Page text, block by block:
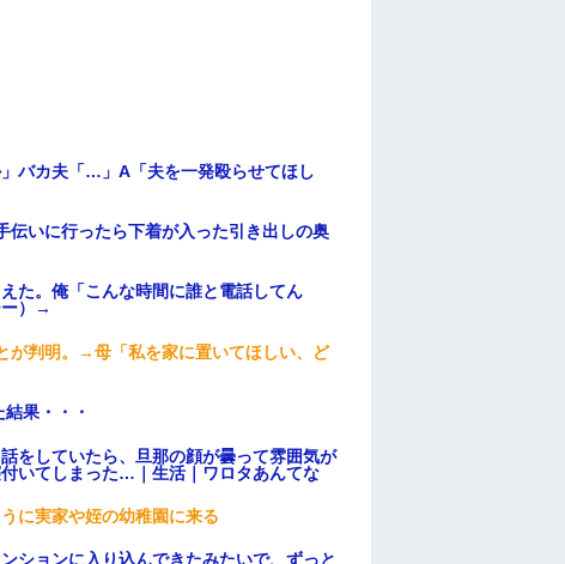
バカ夫「…」A「夫を一発殴らせてほし
伝いに行ったら下着が入った引き出しの奥
た。俺「こんな時間に誰と電話してん
ー）→
が判明。→母「私を家に置いてほしい、ど
果・・・
をしていたら、旦那の顔が曇って雰囲気が
いてしまった…｜生活｜ワロタあんてな
に実家や姪の幼稚園に来る
ションに入り込んできたみたいで、ずっと